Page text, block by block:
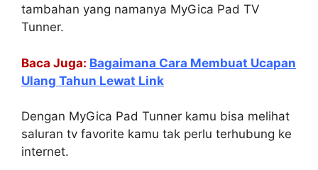
tambahan yang namanya MyGica Pad TV
Tunner.
Baca Juga: Bagaimana Cara Membuat Ucapan
Ulang Tahun Lewat Link
Dengan MyGica Pad Tunner kamu bisa melihat
saluran tv favorite kamu tak perlu terhubung ke
internet.